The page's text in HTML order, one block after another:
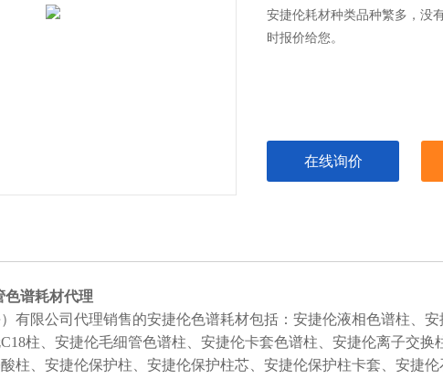
安捷伦耗材种类品种繁多，没
时报价给您。
在线询价
色谱耗材代理
有限公司 代理销售的安捷伦色谱耗材包括：安捷伦液相色谱柱、
C18柱、安捷伦毛细管色谱柱、安捷伦卡套色谱柱、安捷伦离子交换
柱、安捷伦保护柱、安捷伦保护柱芯、安捷伦保护柱卡套、安捷